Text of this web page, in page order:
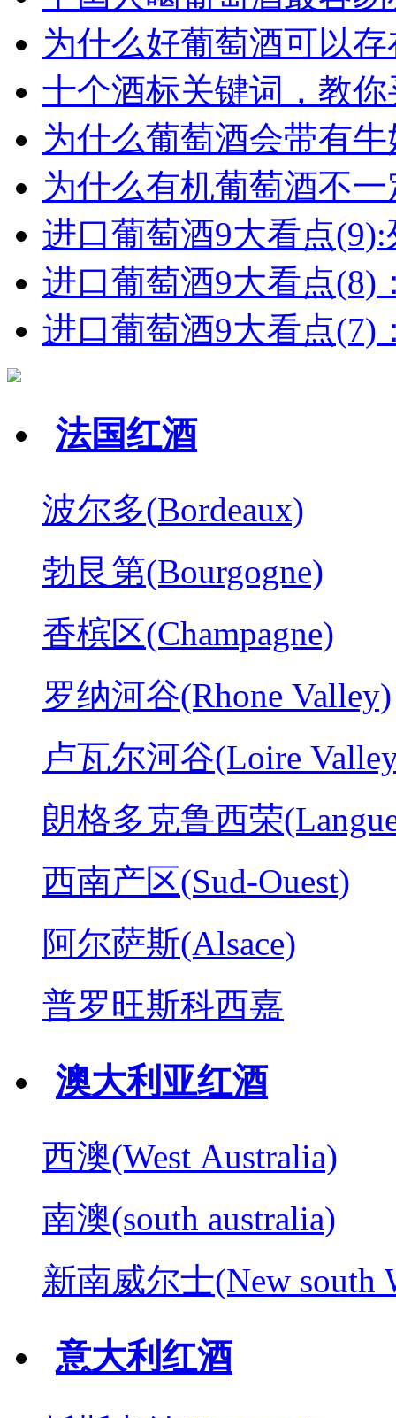
为什么好葡萄酒可以
十个酒标关键词，教
为什么葡萄酒会带有
为什么有机葡萄酒不
进口葡萄酒9大看点(9):
进口葡萄酒9大看点(8)
进口葡萄酒9大看点(7)
法国红酒
波尔多(Bordeaux)
勃艮第(Bourgogne)
香槟区(Champagne)
罗纳河谷(Rhone Valley)
卢瓦尔河谷(Loire
朗格多克鲁西荣
西南产区(Sud-Ouest)
阿尔萨斯(Alsace)
普罗旺斯科西嘉
澳大利亚红酒
西澳(West Australia)
南澳(south australia)
新南威尔士(New south
意大利红酒